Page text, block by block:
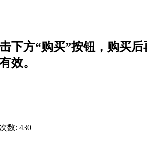
下方“购买”按钮，购买
效。
数: 430